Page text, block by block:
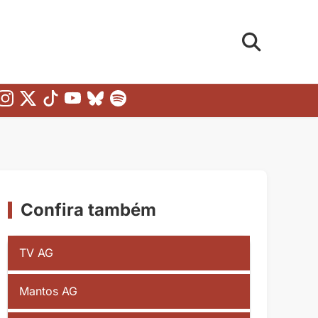
Confira também
TV AG
Mantos AG